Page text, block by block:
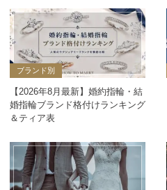
ブランド別
【2026年8月最新】婚約指輪・結
婚指輪ブランド格付けランキング
＆ティア表